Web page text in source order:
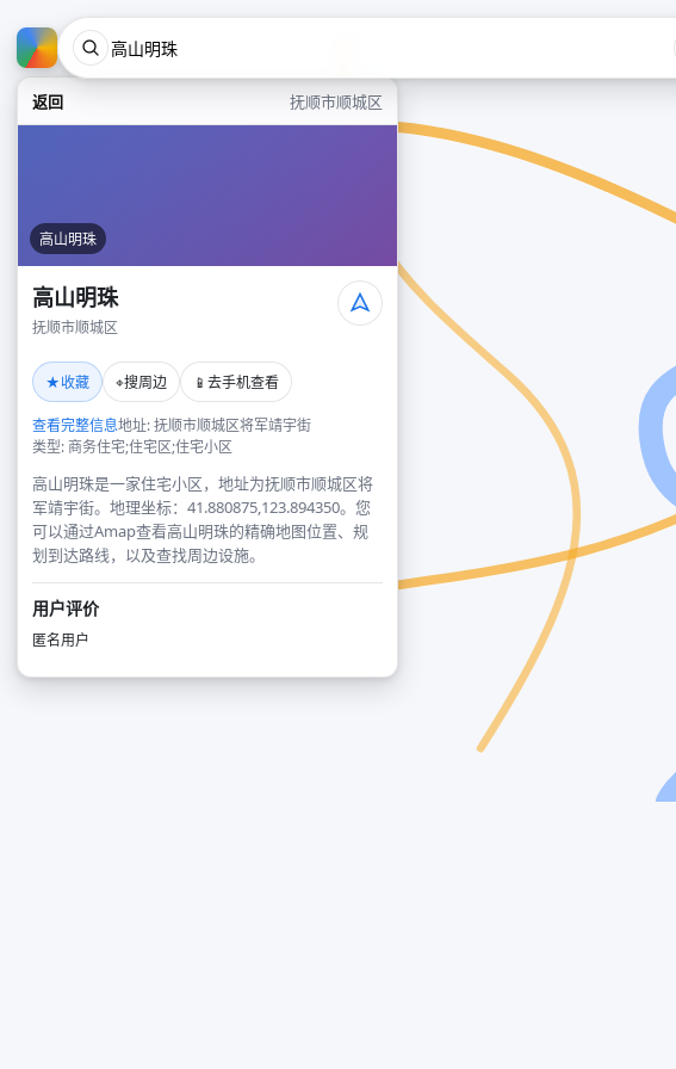
返回 抚顺市顺城区
高山明珠
高山明珠
抚顺市顺城区
★收藏 ⌖搜周边 📱 去手机查看
查看完整信息地址: 抚顺市顺城区将军靖宇街
类型: 商务住宅;住宅区;住宅小区
高山明珠是一家住宅小区，地址为抚顺市顺城区将
军靖宇街。地理坐标：41.880875,123.894350。您
可以通过Amap查看高山明珠的精确地图位置、规
划到达路线，以及查找周边设施。
用户评价
匿名用户